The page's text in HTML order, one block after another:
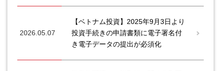
2026.05.07
【ベトナム投資】2025年9月3日より
投資手続きの申請書類に電子署名付
き電子データの提出が必須化